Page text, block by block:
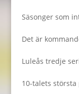
Säsonger som
Det är
Luleås tredje
10-talets största